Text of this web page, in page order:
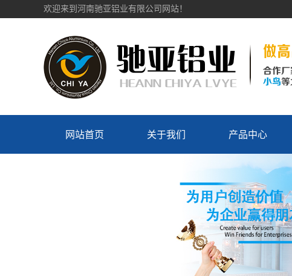
欢迎来到河南驰亚铝业有限公司网站！
网站首页 关于我们
企业荣誉
产品中心
电车轮毂
汽车轮毂